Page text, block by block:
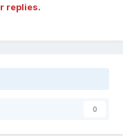
replies.
0